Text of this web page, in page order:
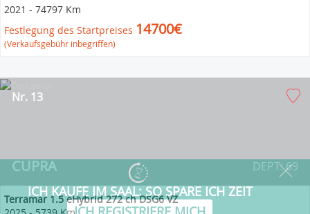
2021 - 74797 Km
Festlegung des Startpreises 14700€
(Verkaufsgebühr inbegriffen)
CUPRA
Nr. 13
DEPT: 69
Terramar 1.5 eHybrid 272 ch DSG6 VZ